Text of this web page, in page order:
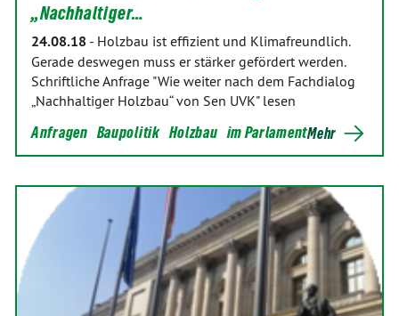
„Nachhaltiger…
24.08.18 - Holzbau ist effizient und Klimafreundlich.
Gerade deswegen muss er stärker gefördert werden.
Schriftliche Anfrage "Wie weiter nach dem Fachdialog
„Nachhaltiger Holzbau“ von Sen UVK" lesen
Anfragen Baupolitik Holzbau im ParlamentMehr